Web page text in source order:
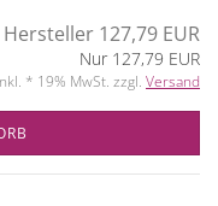
Hersteller 127,79 EUR
Nur 127,79 EUR
* 19% MwSt. zzgl. Versand